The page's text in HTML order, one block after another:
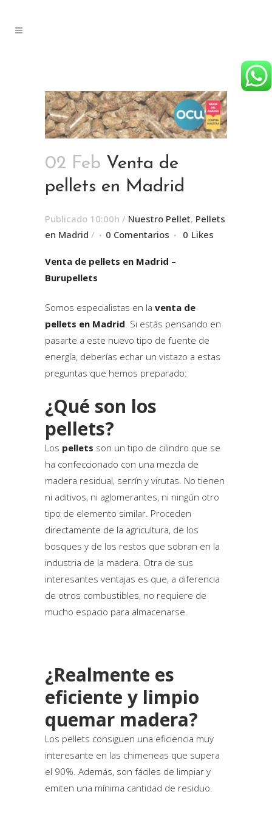
02 Feb Venta de
pellets en Madrid
Publicado 10:00h / Nuestro Pellet, Pellets
en Madrid / 0 Comentarios 0 Likes
Venta de pellets en Madrid –
Burupellets
Somos especialistas en la venta de
pellets en Madrid . Si estás pensando en
pasarte a este nuevo tipo de fuente de
energía, deberías echar un vistazo a estas
preguntas que hemos preparado:
¿Qué son los
pellets?
Los pellets son un tipo de cilindro que se
ha confeccionado con una mezcla de
madera residual, serrín y virutas. No tienen
ni aditivos, ni aglomerantes, ni ningún otro
tipo de elemento similar. Proceden
directamente de la agricultura, de los
bosques y de los restos que sobran en la
industria de la madera. Otra de sus
interesantes ventajas es que, a diferencia
de otros combustibles, no requiere de
mucho espacio para almacenarse.
¿Realmente es
eficiente y limpio
quemar madera?
Los pellets consiguen una eficiencia muy
interesante en las chimeneas que supera
el 90%. Además, son fáciles de limpiar y
emiten una mínima cantidad de residuo.